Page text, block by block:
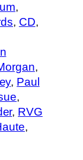
, CD
, Paul
, RVG